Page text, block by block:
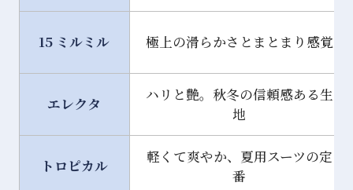
15 ミルミル 極上の滑らかさとまとまり感覚
エレクタ
ハリと艶。秋冬の信頼感ある生
地
トロピカル
軽くて爽やか、夏用スーツの定
番